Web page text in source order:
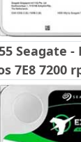
Seagate
7E8 7200